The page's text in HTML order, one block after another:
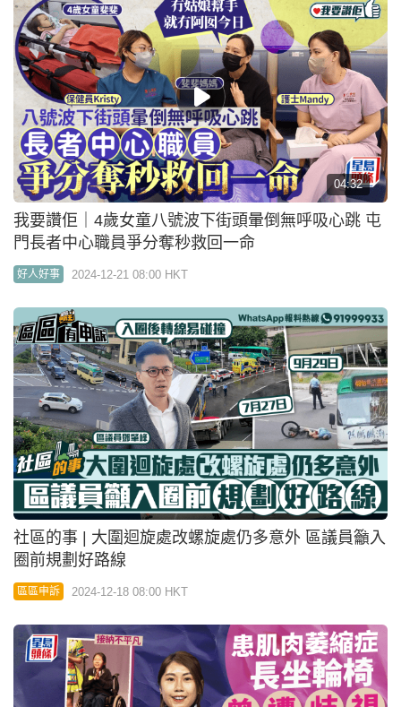
04:32
我要讚佢｜4歲女童八號波下街頭暈倒無呼吸心跳 屯
門長者中心職員爭分奪秒救回一命
好人好事 2024-12-21 08:00 HKT
社區的事 | 大圍迴旋處改螺旋處仍多意外 區議員籲入
圈前規劃好路線
區區申訴 2024-12-18 08:00 HKT